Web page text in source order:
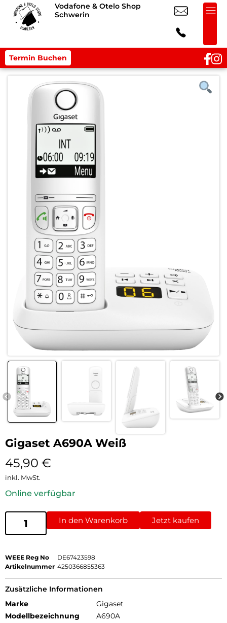
Vodafone & Otelo Shop
Schwerin
Termin Buchen
Gigaset A690A Weiß
45,90 €
inkl. MwSt.
Online verfügbar
In den Warenkorb Jetzt kaufen
WEEE Reg No
DE67423598
Artikelnummer 4250366855363
Zusätzliche Informationen
Marke
Gigaset
Modellbezeichnung
A690A